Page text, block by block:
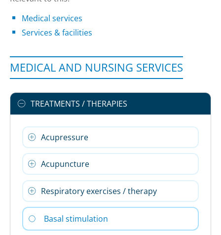
Medical services
Services & facilities
MEDICAL AND NURSING SERVICES
TREATMENTS / THERAPIES
Acupressure
Acupuncture
Respiratory exercises / therapy
Basal stimulation